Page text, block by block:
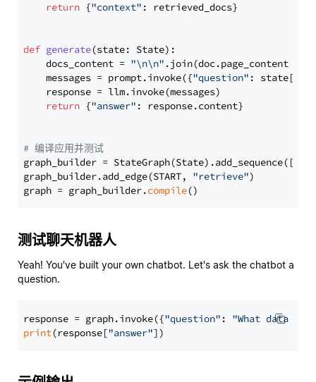
return {"context" : retrieved_docs}
def generate(state: State):
    docs_content =
"\n\n" .join(doc.page_content
    messages = prompt.invoke({
"question" : state[
    response = llm.invoke(messages)
return {"answer" : response.content}
# 编译应用并测试
graph_builder =
graph_builder.add_edge(START, "retrieve")
graph = graph_builder.compile
测试聊天机器人
Yeah! You've built your own chatbot. Let's ask the chatbot a
question.
response = graph.invoke({"question" : "What data
print(response["answer"